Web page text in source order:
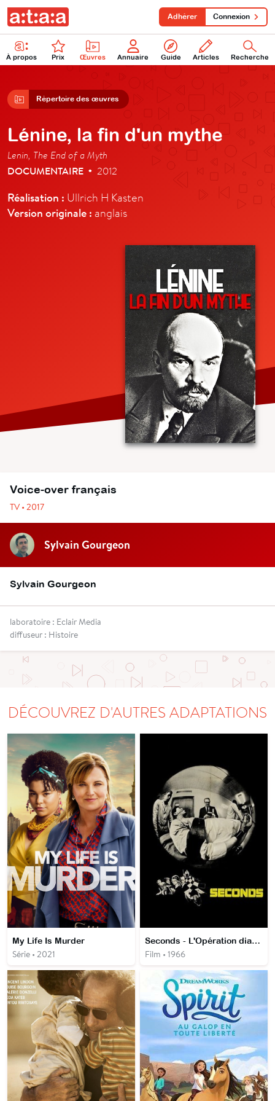
À propos Prix Œuvres Annuaire Guide Articles Recherche
Adhérer Connexion
Répertoire des œuvres
Lénine, la fin d'un mythe
Lenin, The End of a Myth
DOCUMENTAIRE • 2012
Réalisation : Ullrich H Kasten
Version originale : anglais
Voice-over français
TV • 2017
Sylvain Gourgeon
Sylvain Gourgeon
laboratoire : Eclair Media
diffuseur : Histoire
DÉCOUVREZ D'AUTRES ADAPTATIONS
My Life Is Murder
Série • 2021
Seconds - L'Opération diabolique
Film • 1966